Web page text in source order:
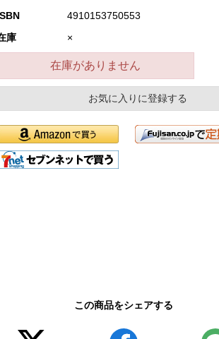
4910153750553
庫
×
在庫がありません
お気に入りに登録する
この商品をシェアする